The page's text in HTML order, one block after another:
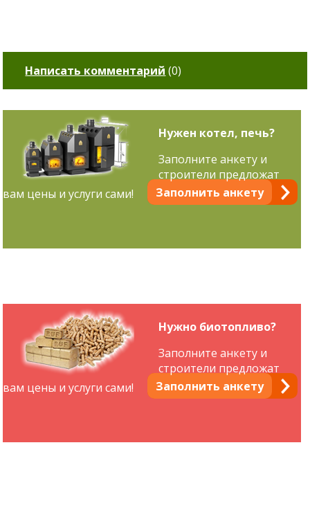
Написать комментарий (0)
Нужен котел, печь?
Заполнить анкету
Заполните анкету и
строители предложат
вам цены и услуги сами!
Нужно биотопливо?
Заполнить анкету
Заполните анкету и
строители предложат
вам цены и услуги сами!